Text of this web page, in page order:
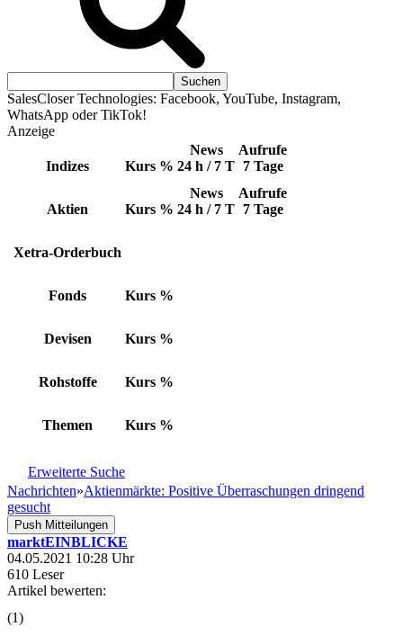
SalesCloser Technologies: Facebook, YouTube, Instagram,
WhatsApp oder TikTok!
Anzeige
Indizes Kurs %
News
24 h / 7 T
Aufrufe
7 Tage
Aktien Kurs %
News
24 h / 7 T
Aufrufe
7 Tage
Xetra-Orderbuch
Fonds Kurs %
Devisen Kurs %
Rohstoffe Kurs %
Themen Kurs %
Erweiterte Suche
Nachrichten»Aktienmärkte: Positive Überraschungen dringend
gesucht
Push Mitteilungen
marktEINBLICKE
04.05.2021 10:28 Uhr
610 Leser
Artikel bewerten:
(1)